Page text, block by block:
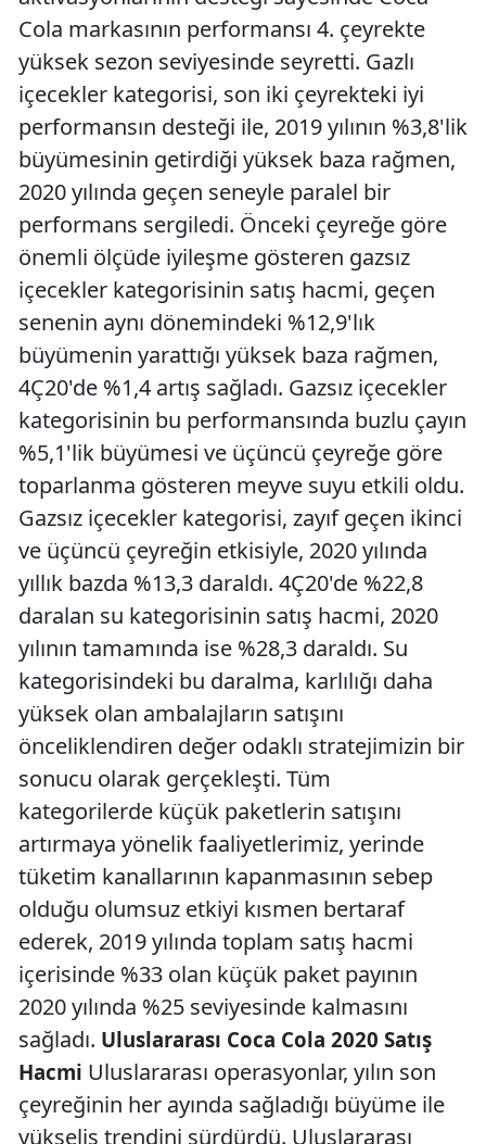
Cola markasının performansı 4. çeyrekte
yüksek sezon seviyesinde seyretti. Gazlı
içecekler kategorisi, son iki çeyrekteki iyi
performansın desteği ile, 2019 yılının %3,8'lik
büyümesinin getirdiği yüksek baza rağmen,
2020 yılında geçen seneyle paralel bir
performans sergiledi. Önceki çeyreğe göre
önemli ölçüde iyileşme gösteren gazsız
içecekler kategorisinin satış hacmi, geçen
senenin aynı dönemindeki %12,9'lık
büyümenin yarattığı yüksek baza rağmen,
4Ç20'de %1,4 artış sağladı. Gazsız içecekler
kategorisinin bu performansında buzlu çayın
%5,1'lik büyümesi ve üçüncü çeyreğe göre
toparlanma gösteren meyve suyu etkili oldu.
Gazsız içecekler kategorisi, zayıf geçen ikinci
ve üçüncü çeyreğin etkisiyle, 2020 yılında
yıllık bazda %13,3 daraldı. 4Ç20'de %22,8
daralan su kategorisinin satış hacmi, 2020
yılının tamamında ise %28,3 daraldı. Su
kategorisindeki bu daralma, karlılığı daha
yüksek olan ambalajların satışını
önceliklendiren değer odaklı stratejimizin bir
sonucu olarak gerçekleşti. Tüm
kategorilerde küçük paketlerin satışını
artırmaya yönelik faaliyetlerimiz, yerinde
tüketim kanallarının kapanmasının sebep
olduğu olumsuz etkiyi kısmen bertaraf
ederek, 2019 yılında toplam satış hacmi
içerisinde %33 olan küçük paket payının
2020 yılında %25 seviyesinde kalmasını
sağladı. Uluslararası Coca Cola 2020 Satış
Hacmi Uluslararası operasyonlar, yılın son
çeyreğinin her ayında sağladığı büyüme ile
yükseliş trendini sürdürdü. Uluslararası